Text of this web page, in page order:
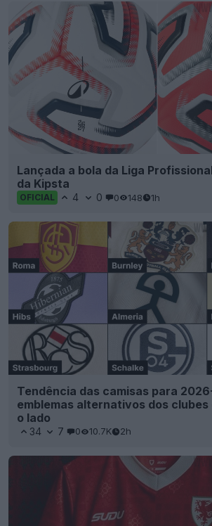
Lançada a bola da Liga
da Kipsta
OFICIAL 4 0 0 148 1h
Tendência das camisas para
emblemas alternativos dos
o lado
34 7 0 10.7K 2h